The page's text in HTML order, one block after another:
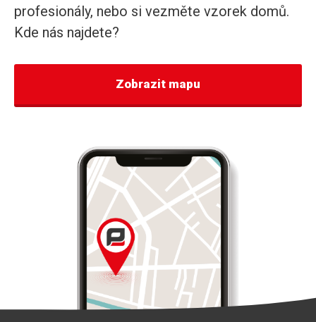
profesionály, nebo si vezměte vzorek domů.
Kde nás najdete?
Zobrazit mapu